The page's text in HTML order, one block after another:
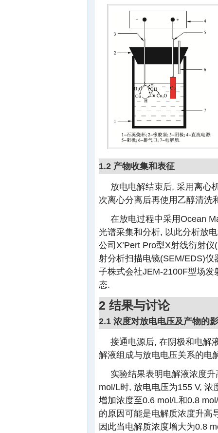
1.2 产物收集和表征
放电电解结束后, 采用离心
次离心分离后再使用乙醇清洗
在放电过程中采用Ocean
光谱采集和分析, 以此分析放
公司X’Pert Pro型X射线衍射
射分析扫描电镜(SEM/EDS)
子株式会社JEM-2100F型场
态.
2 结果与讨论
2.1 浓度对放电电压及产物的
接通电源后, 在阴极和电解
解液组成与放电电压关系的电
实验结果表明电解液浓度
mol/L时, 放电电压为155 V,
增加浓度至0.6 mol/L和0.8
的原因可能是电解质浓度升高
因此当电解质浓度增大为0.8